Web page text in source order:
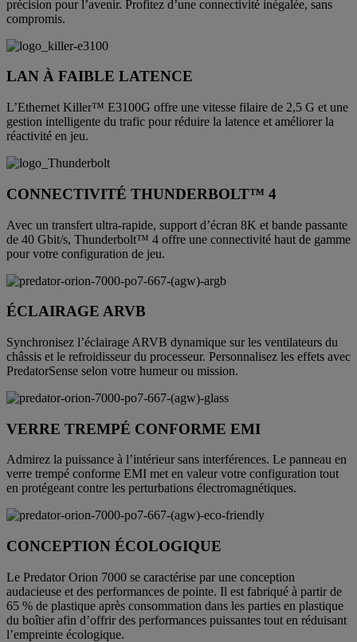
précision pour l’avenir. Profitez d’une connectivité inégalée, sans
compromis.
LAN À FAIBLE LATENCE
L’Ethernet Killer™ E3100G offre une vitesse filaire de 2,5 G et une
gestion intelligente du trafic pour réduire la latence et améliorer la
réactivité en jeu.
CONNECTIVITÉ THUNDERBOLT™ 4
Avec un transfert ultra-rapide, support d’écran 8K et bande passante
de 40 Gbit/s, Thunderbolt™ 4 offre une connectivité haut de gamme
pour votre configuration de jeu.
ÉCLAIRAGE ARVB
Synchronisez l’éclairage ARVB dynamique sur les ventilateurs du
châssis et le refroidisseur du processeur. Personnalisez les effets avec
PredatorSense selon votre humeur ou mission.
VERRE TREMPÉ CONFORME EMI
Admirez la puissance à l’intérieur sans interférences. Le panneau en
verre trempé conforme EMI met en valeur votre configuration tout
en protégeant contre les perturbations électromagnétiques.
CONCEPTION ÉCOLOGIQUE
Le Predator Orion 7000 se caractérise par une conception
audacieuse et des performances de pointe. Il est fabriqué à partir de
65 % de plastique après consommation dans les parties en plastique
du boîtier afin d’offrir des performances puissantes tout en réduisant
l’empreinte écologique.